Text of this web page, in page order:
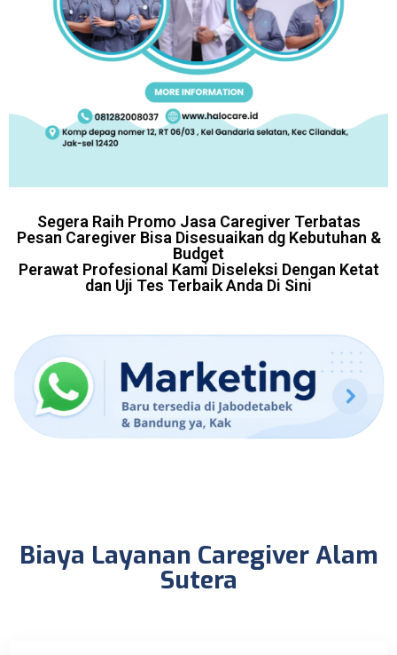
Segera Raih Promo Jasa Caregiver Terbatas
Pesan Caregiver Bisa Disesuaikan dg Kebutuhan &
Budget
Perawat Profesional Kami Diseleksi Dengan Ketat
dan Uji Tes Terbaik Anda Di Sini
Biaya Layanan Caregiver Alam
Sutera